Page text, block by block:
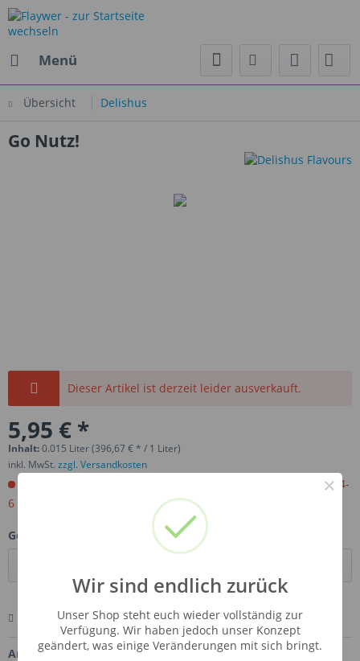
Menü
Übersicht Delishus
Go Nutz!
Dieser Artikel ist derzeit leider ausverkauft.
5,95 € *
Inhalt:0.015 Liter (396,67 € * / 1 Liter)
inkl. MwSt. zzgl. Versandkosten
Jetzt bestellen. Wird für Sie importiert. Versandfertig in ca 4-
6 Wochen.
Gebinde:
Merken Bewerten Fragen zum Artikel
Artikel-Nr.: DF-GONUTZ
×
Wir sind endlich zurück
Unser Shop steht euch wieder vollständig zur
Verfügung. Wir haben jedoch unser Konzept
geändert, was einige Veränderungen mit sich bringt.